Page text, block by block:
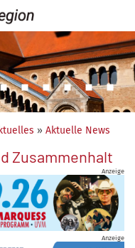
» Aktuelle News
Zusammenhalt
Anzeige
Anzeige